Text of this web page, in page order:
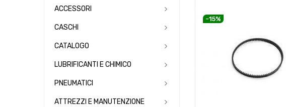
ACCESSORI
CASCHI
CATALOGO
LUBRIFICANTI E CHIMICO
PNEUMATICI
ATTREZZI E MANUTENZIONE
-15%